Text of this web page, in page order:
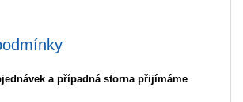
a případná storna přijímáme